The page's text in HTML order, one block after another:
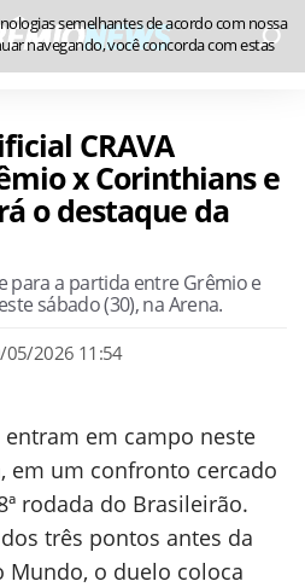
CRAVA
x Corinthians e
o destaque da
para a partida entre Grêmio e
sábado (30), na Arena.
05/2026 11:54
em campo neste
em um confronto cercado
rodada do Brasileirão.
três pontos antes da
Mundo, o duelo coloca
semelhantes de acordo com nossa
navegando, você concorda com estas